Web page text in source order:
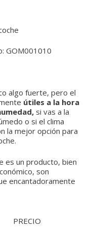
GOM001010
algo fuerte, pero el
útiles a la hora
si vas a la
o si el clima
la mejor opción para
es un producto, bien
son
encantadoramente